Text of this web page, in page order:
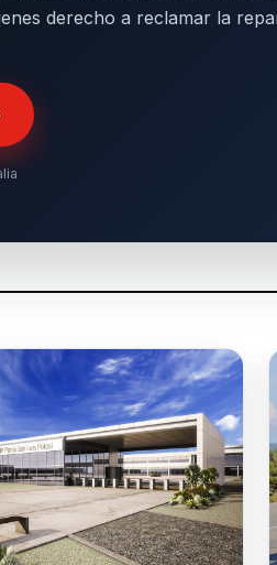
derecho a reclamar la